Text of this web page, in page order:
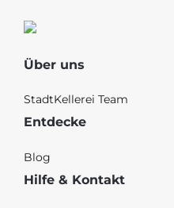
Über uns
StadtKellerei Team
Entdecke
Blog
Hilfe & Kontakt